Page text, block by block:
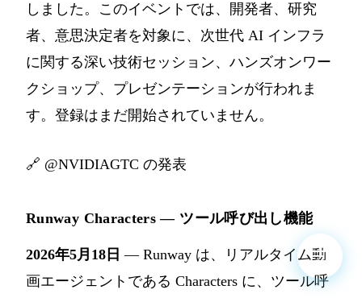
しました。このイベントでは、開発者、研究
者、意思決定者を対象に、次世代 AI インフラ
に関する深い技術セッション、ハンズオンワー
クショップ、プレゼンテーションが行われま
す。登録はまだ開始されていません。
🔗 @NVIDIAGTC の発表
Runway Characters — ツール呼び出し機能
2026年5月18日 — Runway は、リアルタイム動
画エージェントである Characters に、ツール呼